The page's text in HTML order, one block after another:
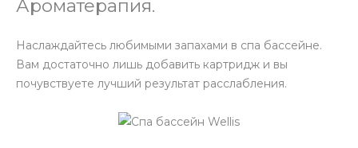
Ароматерапия.
Наслаждайтесь любимыми запахами в спа бассейне.
Вам достаточно лишь добавить картридж и вы
почувствуете лучший результат расслабления.